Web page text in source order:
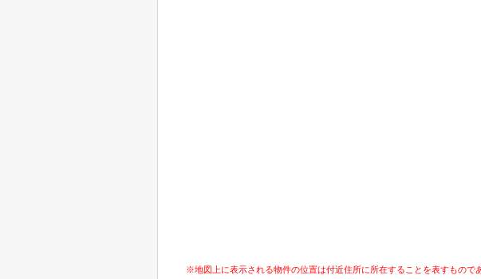
※地図上に表示される物件の位置は付近住所に所在することを表すもので